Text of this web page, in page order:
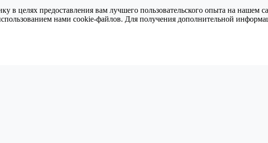
в целях предоставления вам лучшего пользовательского опыта на нашем
нами cookie-файлов. Для получения дополнительной